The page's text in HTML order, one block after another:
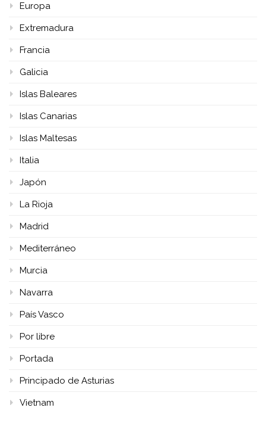
Europa
Extremadura
Francia
Galicia
Islas Baleares
Islas Canarias
Islas Maltesas
Italia
Japón
La Rioja
Madrid
Mediterráneo
Murcia
Navarra
País Vasco
Por libre
Portada
Principado de Asturias
Vietnam